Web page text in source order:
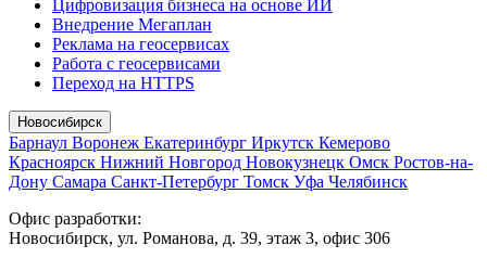
Цифровизация бизнеса на основе ИИ
Внедрение Мегаплан
Реклама на геосервисах
Работа с геосервисами
Переход на HTTPS
Новосибирск
Барнаул Воронеж Екатеринбург Иркутск Кемерово
Красноярск Нижний Новгород Новокузнецк Омск Ростов-на-
Дону Самара Санкт-Петербург Томск Уфа Челябинск
Офис разработки:
Новосибирск, ул. Романова, д. 39, этаж 3, офис 306